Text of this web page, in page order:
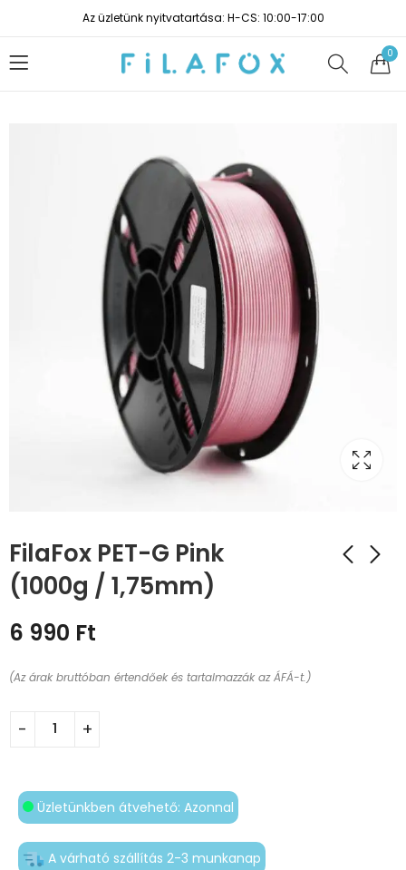
Az üzletünk nyitvatartása: H-CS: 10:00-17:00
0
FilaFox PET-G Pink
(1000g / 1,75mm)
6 990 Ft
(Az árak bruttóban értendőek és tartalmazzák az ÁFÁ-t.)
Üzletünkben átvehető: Azonnal
A várható szállítás 2-3 munkanap